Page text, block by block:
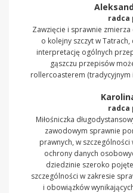
radca
Zawzięcie i sprawnie
o kolejny szczyt w
interpretację ogólnych
gąszczu przepisów
rollercoasterem (tradycyjnym
radca
Miłośniczka
zawodowym sprawnie
prawnych, w
ochrony danych
dziedzinie szeroko
szczególności w zakresie
i obowiązków